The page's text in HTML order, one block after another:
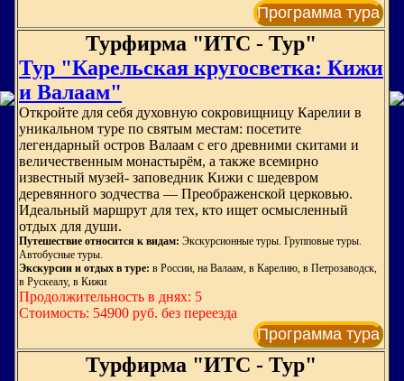
Программа тура
Турфирма "ИТС - Тур"
Тур "Карельская кругосветка: Кижи
и Валаам"
Откройте для себя духовную сокровищницу Карелии в
уникальном туре по святым местам: посетите
легендарный остров Валаам с его древними скитами и
величественным монастырём, а также всемирно
известный музей‑ заповедник Кижи с шедевром
деревянного зодчества — Преображенской церковью.
Идеальный маршрут для тех, кто ищет осмысленный
отдых для души.
Путешествие относится к видам: Экскурсионные туры. Групповые туры.
Автобусные туры.
Экскурсии и отдых в туре: в России, на Валаам, в Карелию, в Петрозаводск,
в Рускеалу, в Кижи
Продолжительность в днях: 5
Стоимость: 54900 руб. без переезда
Программа тура
Турфирма "ИТС - Тур"